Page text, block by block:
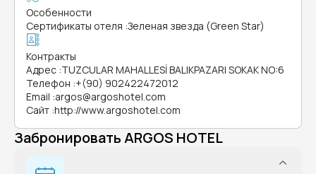
Особенности
Сертификаты отеля :Зеленая звезда (Green Star)
Контракты
Адрес :TUZCULAR MAHALLESİ BALIKPAZARI SOKAK NO:6
Телефон :+(90) 902422472012
Email :argos@argoshotel.com
Сайт :http://www.argoshotel.com
Забронировать ARGOS HOTEL